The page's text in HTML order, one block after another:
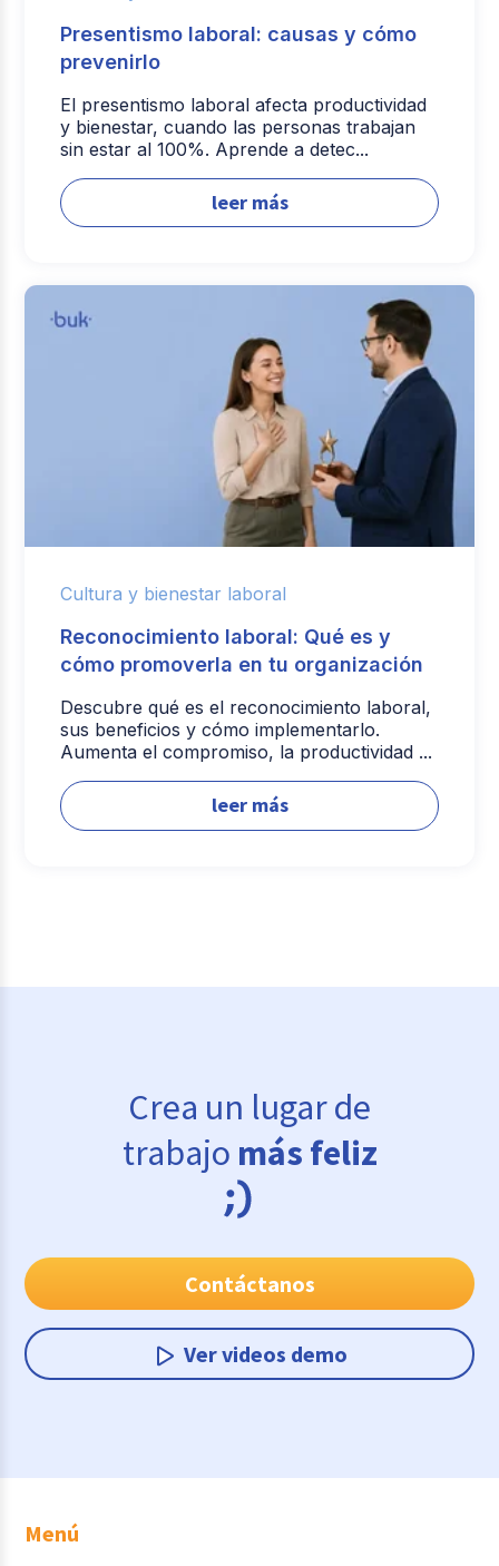
Presentismo laboral: causas y cómo
prevenirlo
El presentismo laboral afecta productividad
y bienestar, cuando las personas trabajan
sin estar al 100%. Aprende a detec...
leer más
Cultura y bienestar laboral
Reconocimiento laboral: Qué es y
cómo promoverla en tu organización
Descubre qué es el reconocimiento laboral,
sus beneficios y cómo implementarlo.
Aumenta el compromiso, la productividad ...
leer más
Crea un lugar de
trabajo más feliz
Contáctanos
Ver videos demo
Menú